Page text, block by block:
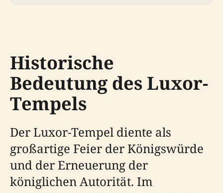
Historische
Bedeutung des Luxor-
Tempels
Der Luxor-Tempel diente als
großartige Feier der Königswürde
und der Erneuerung der
königlichen Autorität. Im